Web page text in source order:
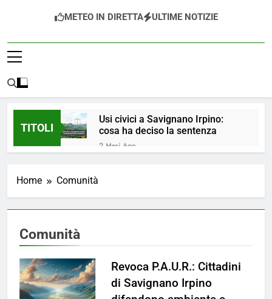
METEO IN DIRETTA ULTIME NOTIZIE
TITOLI
Usi civici a Savignano Irpino:
cosa ha deciso la sentenza
2 Mesi Ago
ORDINANZA N. 8/2026 –
PARZIALE REVOCA DEL DIVIETO
4 Mesi Ago
⚠️ Emergenza Acqua a
Savignano Irpino: Ordinanza n. 7
Home Comunità
Comunità
Revoca P.A.U.R.: Cittadini
di Savignano Irpino